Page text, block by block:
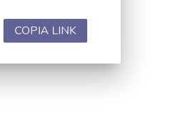
COPIA LINK